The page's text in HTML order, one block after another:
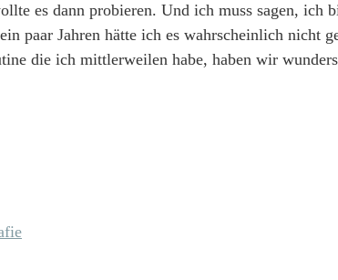
es dann probieren. Und ich muss sagen, ich
paar Jahren hätte ich es wahrscheinlich nicht
die ich mittlerweilen habe, haben wir